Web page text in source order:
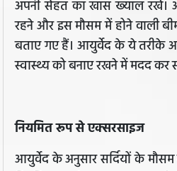
अपनी सेहत का खास ख्‍याल रखें।
रहने और इस मौसम में होने वाली
बताए गए हैं। आयुर्वेद के ये तरीके
स्वास्थ्य को बनाए रखने में मदद
नियमित रूप से एक्सरसाइज
आयुर्वेद के अनुसार सर्दियों के